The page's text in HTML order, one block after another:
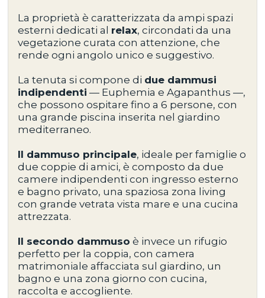
La proprietà è caratterizzata daampi spazi
esterni dedicati al relax, circondati da una
vegetazione curata con attenzione, che
rende ogni angolo unico e suggestivo.
La tenuta si compone di due dammusi
indipendenti — Euphemia e Agapanthus —,
che possono ospitare fino a6 persone, con
unagrande piscina inserita nel giardino
mediterraneo.
Il dammuso principale, ideale perfamiglie o
due coppie di amici, è composto dadue
camere indipendenti con ingresso esterno
e bagno privato, unaspaziosa zona living
con grande vetrata vista mare e unacucina
attrezzata.
Il secondo dammuso è invece un rifugio
perfetto per la coppia, concamera
matrimoniale affacciata sul giardino, un
bagno e una zona giorno con cucina,
raccolta e accogliente.